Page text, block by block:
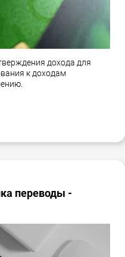
дохода для
к доходам
переводы -